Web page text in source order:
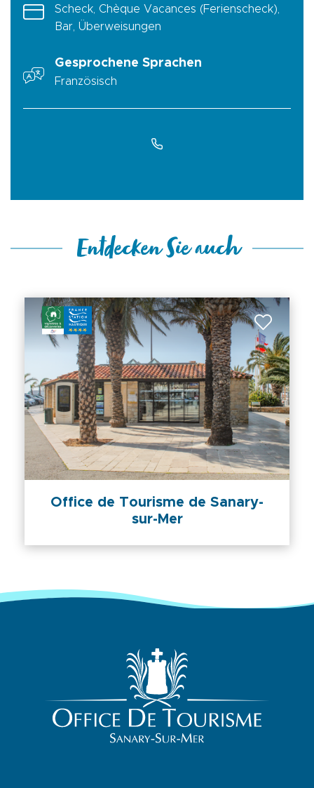
Scheck, Chèque Vacances (Ferienscheck),
Bar, Überweisungen
Gesprochene Sprachen
Französisch
Entdecken Sie auch
Office de Tourisme de Sanary-
sur-Mer